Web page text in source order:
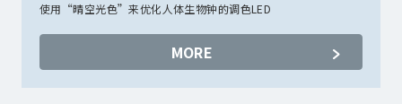
使用“晴空光色”来优化人体生物钟的调色LED
MORE